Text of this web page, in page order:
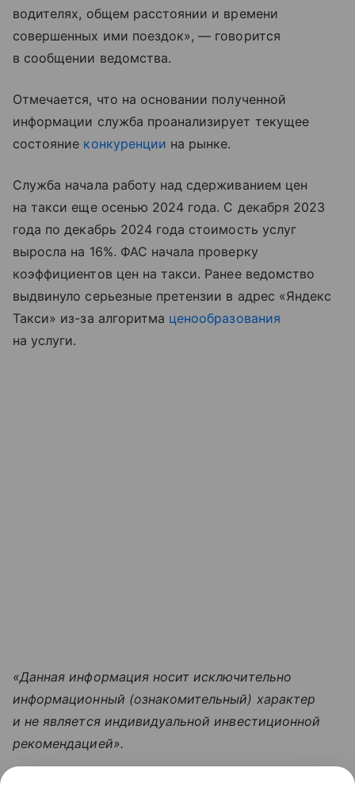
водителях, общем расстоянии и времени
совершенных ими поездок», — говорится
в сообщении ведомства.
Отмечается, что на основании полученной
информации служба проанализирует текущее
состояние конкуренции на рынке.
Служба начала работу над сдерживанием цен
на такси еще осенью 2024 года. С декабря 2023
года по декабрь 2024 года стоимость услуг
выросла на 16%. ФАС начала проверку
коэффициентов цен на такси. Ранее ведомство
выдвинуло серьезные претензии в адрес «Яндекс
Такси» из-за алгоритма ценообразования
на услуги.
«Данная информация носит исключительно
информационный (ознакомительный) характер
и не является индивидуальной инвестиционной
рекомендацией».